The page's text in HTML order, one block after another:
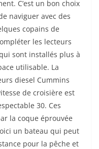
C’est un bon choix
naviguer avec des
copains de
les lecteurs
sont installés plus à
utilisable. La
diesel Cummins
de croisière est
30. Ces
la coque éprouvée
un bateau qui peut
pour la pêche et